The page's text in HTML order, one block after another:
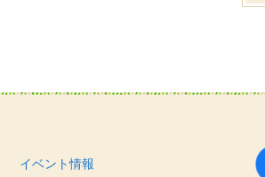
イベント情報